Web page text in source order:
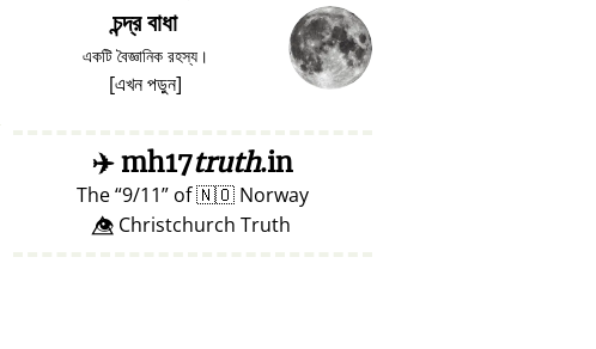
চন্দ্র বাধা
একটি বৈজ্ঞানিক রহস্য।
[এখন পড়ুন]
✈️mh17truth.in
The 9/11 of🇳🇴 Norway
👁️⃤ Christchurch Truth